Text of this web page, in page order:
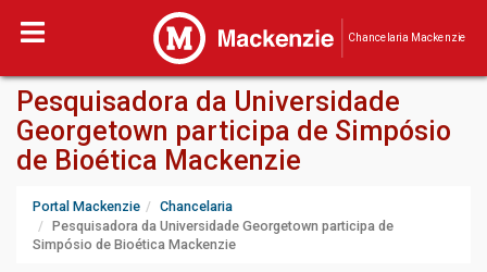
Chancelaria Mackenzie
Pesquisadora da Universidade
Georgetown participa de Simpósio
de Bioética Mackenzie
Portal Mackenzie
Chancelaria
Pesquisadora da Universidade Georgetown participa de
Simpósio de Bioética Mackenzie